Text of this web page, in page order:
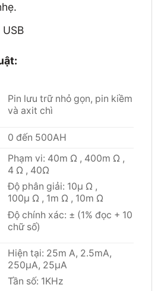
Pin lưu trữ nhỏ gọn, pin kiềm
và axit chì
0 đến 500AH
Phạm vi: 40m Ω , 400m Ω ,
4 Ω , 40Ω
Độ phân giải: 10μ Ω ,
100μ Ω , 1m Ω , 10m Ω
Độ chính xác: ± (1% đọc + 10
chữ số)
Hiện tại: 25m A, 2.5mA,
250μA, 25μA
Tần số: 1KHz